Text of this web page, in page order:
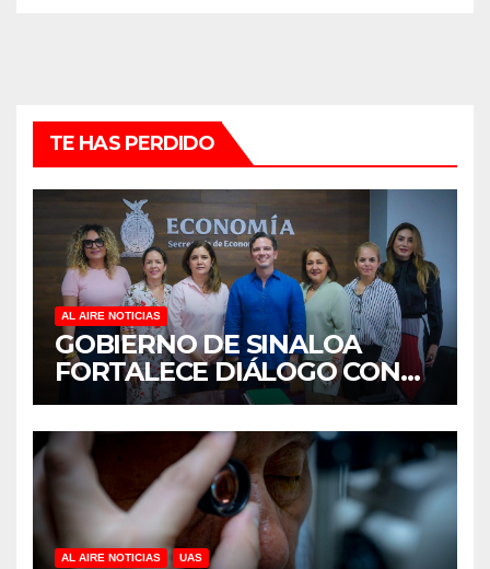
TE HAS PERDIDO
AL AIRE NOTICIAS
GOBIERNO DE SINALOA
FORTALECE DIÁLOGO CON
MUJERES EMPRESARIAS DE
CULIACÁN
AL AIRE NOTICIAS UAS